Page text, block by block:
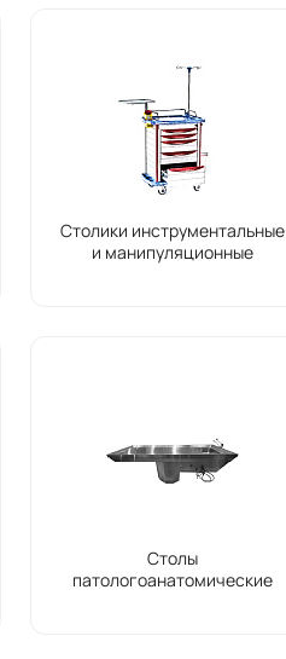
Столики инструментальные
и манипуляционные
Столы
патологоанатомические